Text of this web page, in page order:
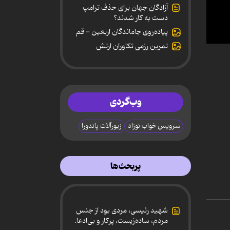
0
آزادگان جهان برای حذف ترامپ
دست به کار شدند؟
پیاده‌روی جاماندگان اربعین - قم
تمرین رزمی تکاوران ارتش
وب‌گردی
سرویس خواب نوزاد زیورآلات پاندورا
پربحث‌ها
شهید رئیسی، مردی بود از جنس
مردم، ساده‌زیست، پرکار و بی‌ادعا.